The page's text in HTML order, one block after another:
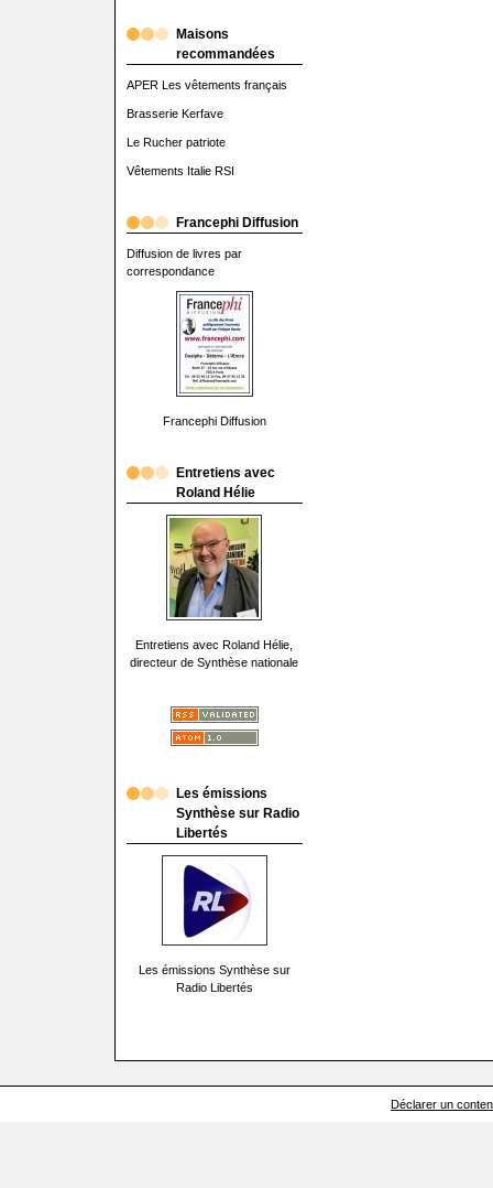
Maisons
recommandées
APER Les vêtements français
Brasserie Kerfave
Le Rucher patriote
Vêtements Italie RSI
Francephi Diffusion
Diffusion de livres par
correspondance
Francephi Diffusion
Entretiens avec
Roland Hélie
Entretiens avec Roland Hélie,
directeur de Synthèse nationale
Les émissions
Synthèse sur Radio
Libertés
Les émissions Synthèse sur
Radio Libertés
Déclarer un